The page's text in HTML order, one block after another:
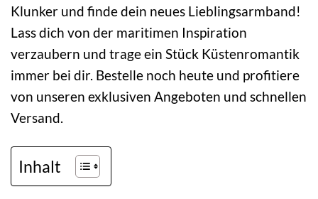
Klunker und finde dein neues Lieblingsarmband!
Lass dich von der maritimen Inspiration
verzaubern und trage ein Stück Küstenromantik
immer bei dir. Bestelle noch heute und profitiere
von unseren exklusiven Angeboten und schnellen
Versand.
Inhalt